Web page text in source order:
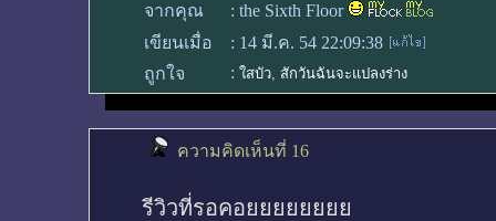
จากคุณ : the Sixth Floor
เขียนเมื่อ
: 14 มี.ค. 54 22:09:38
ถูกใจ
: ใสบัว, สักวันฉันจะแปลงร่าง
ความคิดเห็นที่ 16
รีวิวที่รอคอยยยยยยยย